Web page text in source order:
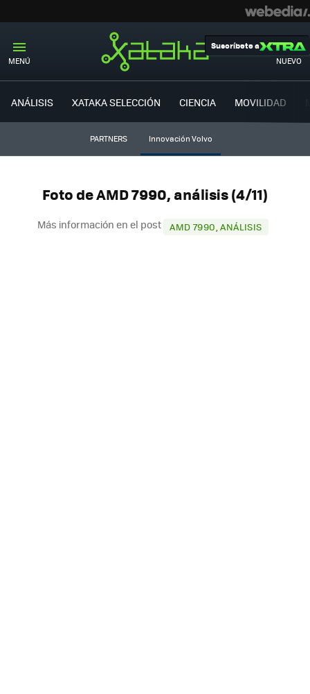
MENÚ NUEVO
Suscríbete a
ANÁLISIS XATAKA SELECCIÓN CIENCIA MOVILIDAD
PARTNERS Innovación Volvo
Foto de AMD 7990, análisis (4/11)
Más información en el post AMD 7990, ANÁLISIS